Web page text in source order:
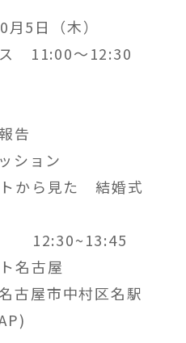
5日（木）
ス 11:00～12:30
告
ション
から見た 結婚式
名古屋
古屋市中村区名駅
)